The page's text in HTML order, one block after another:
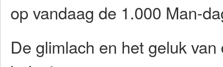
op vandaag de 1.000 Man-
De glimlach en het geluk